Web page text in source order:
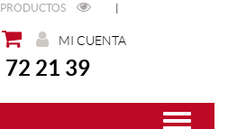
|
MI CUENTA
72 21 39